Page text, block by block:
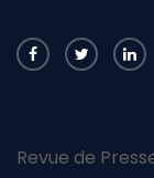
Revue de